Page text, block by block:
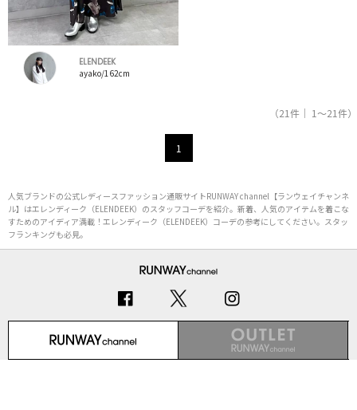
ELENDEEK
ayako/162cm
（21件｜ 1～21件）
1
人気ブランドの公式レディースファッション通販サイトRUNWAY channel【ランウェイチャンネ
ル】はエレンディーク（ELENDEEK）のスタッフコーデを紹介。新着、人気のアイテムを着こな
すためのアイディア満載！エレンディーク（ELENDEEK）コーデの参考にしてください。スタッ
フランキングも必見。